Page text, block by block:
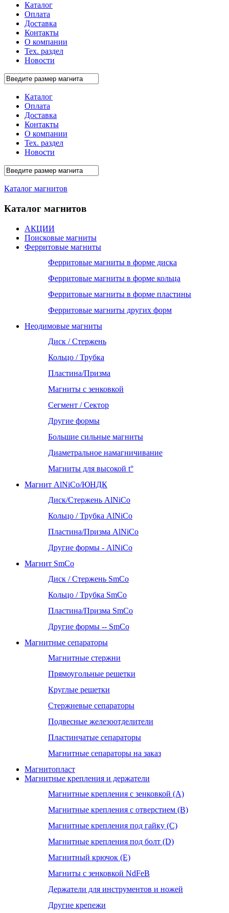
Каталог
Оплата
Доставка
Контакты
О компании
Тех. раздел
Новости
Каталог
Оплата
Доставка
Контакты
О компании
Тех. раздел
Новости
Каталог магнитов
Каталог магнитов
АКЦИИ
Поисковые магниты
Ферритовые магниты
Ферритовые магниты в форме диска
Ферритовые магниты в форме кольца
Ферритовые магниты в форме пластины
Ферритовые магниты других форм
Неодимовые магниты
Диск / Стержень
Кольцо / Трубка
Пластина/Призма
Магниты с зенковкой
Сегмент / Сектор
Другие формы
Большие сильные магниты
Диаметральное намагничивание
Магниты для высокой t°
Магнит AlNiCo/ЮНДК
Диск/Стержень AlNiCo
Кольцо / Трубка AlNiCo
Пластина/Призма AlNiCo
Другие формы - AlNiCo
Магнит SmCo
Диск / Стержень SmCo
Кольцо / Трубка SmCo
Пластина/Призма SmCo
Другие формы -- SmCo
Магнитные сепараторы
Магнитные стержни
Прямоугольные решетки
Круглые решетки
Стержневые сепараторы
Подвесные железоотделители
Пластинчатые сепараторы
Магнитные сепараторы на заказ
Магнитопласт
Магнитные крепления и держатели
Магнитные крепления с зенковкой (А)
Магнитные крепления с отверстием (В)
Магнитные крепления под гайку (С)
Магнитные крепления под болт (D)
Магнитный крючок (Е)
Магниты с зенковкой NdFeB
Держатели для инструментов и ножей
Другие крепежи